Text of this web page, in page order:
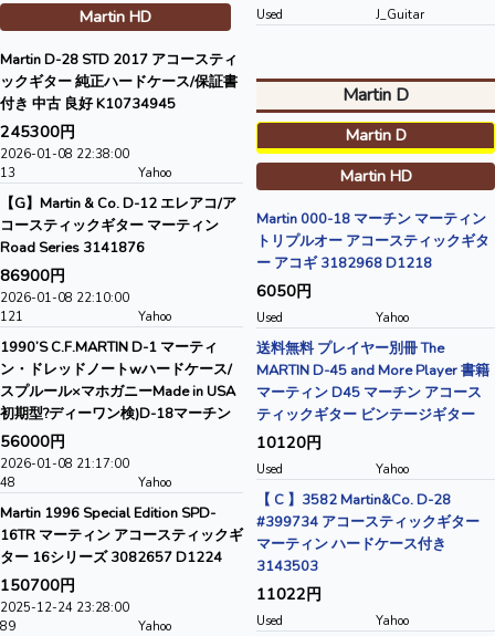
Martin HD
Martin D-28 STD 2017 アコースティ
ックギター 純正ハードケース/保証書
付き 中古 良好 K10734945
245300円
2026-01-08 22:38:00
13
Yahoo
【G】Martin & Co. D-12 エレアコ/ア
コースティックギター マーティン
Road Series 3141876
86900円
2026-01-08 22:10:00
121
Yahoo
1990’S C.F.MARTIN D-1 マーティ
ン・ドレッドノートwハードケース/
スプルール×マホガニーMade in USA
初期型?ディーワン検)D-18マーチン
56000円
2026-01-08 21:17:00
48
Yahoo
Martin 1996 Special Edition SPD-
16TR マーティン アコースティックギ
ター 16シリーズ 3082657 D1224
150700円
2025-12-24 23:28:00
89
Yahoo
Used J_Guitar
Martin D
Martin D
Martin HD
Martin 000-18 マーチン マーティン
トリプルオー アコースティックギタ
ー アコギ 3182968 D1218
6050円
Used Yahoo
送料無料 プレイヤー別冊 The
MARTIN D-45 and More Player 書籍
マーティン D45 マーチン アコース
ティックギター ビンテージギター
10120円
Used Yahoo
【 C 】3582 Martin&Co. D-28
#399734 アコースティックギター
マーティン ハードケース付き
3143503
11022円
Used Yahoo